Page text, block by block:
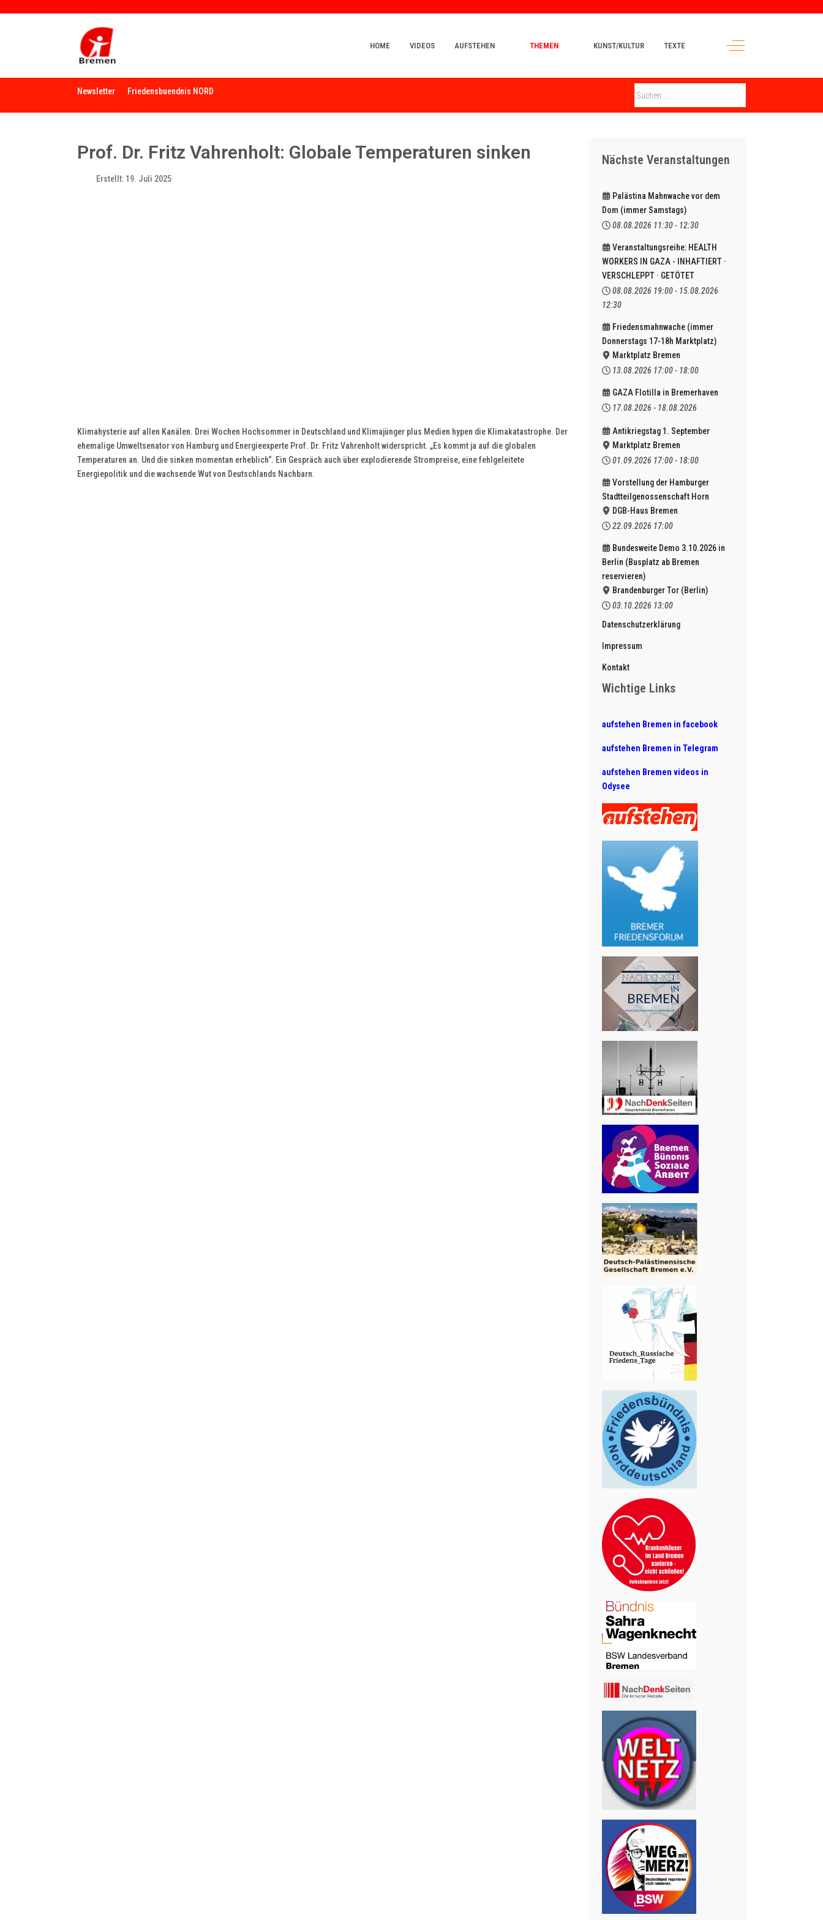
HOME VIDEOS AUFSTEHEN THEMEN KUNST/KULTUR TEXTE Off-Canvas Toggle
Newsletter Friedensbuendnis NORD
Prof. Dr. Fritz Vahrenholt: Globale Temperaturen sinken
Erstellt: 19. Juli 2025
Klimahysterie auf allen Kanälen. Drei Wochen Hochsommer in Deutschland und Klimajünger plus Medien hypen die Klimakatastrophe. Der
ehemalige Umweltsenator von Hamburg und Energieexperte Prof. Dr. Fritz Vahrenholt widerspricht. „Es kommt ja auf die globalen
Temperaturen an. Und die sinken momentan erheblich“. Ein Gespräch auch über explodierende Strompreise, eine fehlgeleitete
Energiepolitik und die wachsende Wut von Deutschlands Nachbarn.
Nächste Veranstaltungen
Palästina Mahnwache vor dem
Dom (immer Samstags)
08.08.2026 11:30- 12:30
Veranstaltungsreihe: HEALTH
WORKERS IN GAZA - INHAFTIERT ·
VERSCHLEPPT · GETÖTET
08.08.2026 19:00- 15.08.2026
12:30
Friedensmahnwache (immer
Donnerstags 17-18h Marktplatz)
Marktplatz Bremen
13.08.2026 17:00- 18:00
GAZA Flotilla in Bremerhaven
17.08.2026 - 18.08.2026
Antikriegstag 1. September
Marktplatz Bremen
01.09.2026 17:00- 18:00
Vorstellung der Hamburger
Stadtteilgenossenschaft Horn
DGB-Haus Bremen
22.09.2026 17:00
Bundesweite Demo 3.10.2026 in
Berlin (Busplatz ab Bremen
reservieren)
Brandenburger Tor (Berlin)
03.10.2026 13:00
Datenschutzerklärung
Impressum
Kontakt
Wichtige Links
aufstehen Bremen in facebook
aufstehen Bremen in Telegram
aufstehen Bremen videos in
Odysee